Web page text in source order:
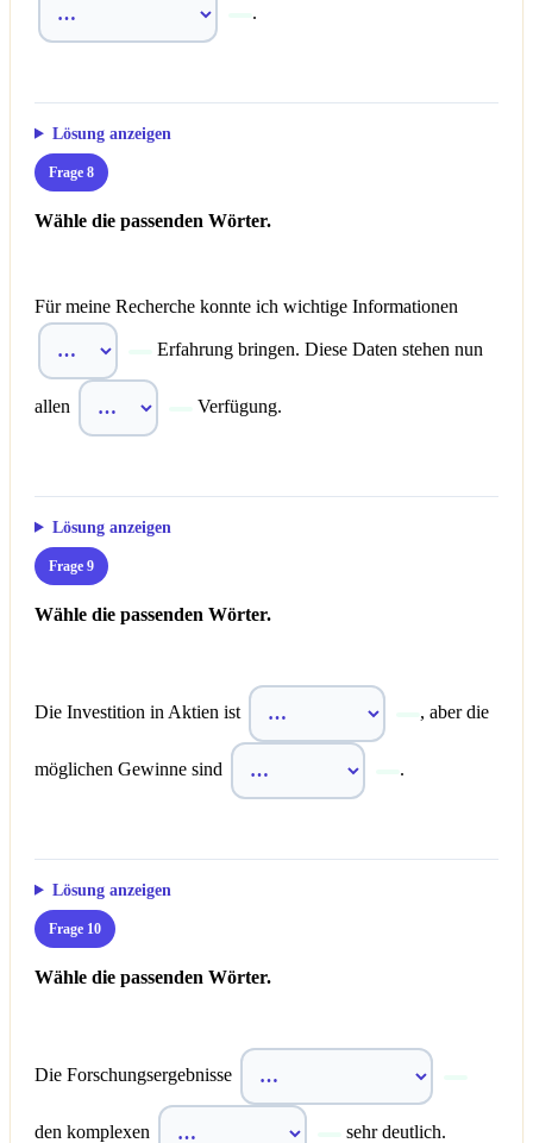
.
Lösung anzeigen
Frage 8
Wähle die passenden Wörter.
Für meine Recherche konnte ich wichtige Informationen
Erfahrung bringen. Diese Daten stehen nun
allen Verfügung.
Lösung anzeigen
Frage 9
Wähle die passenden Wörter.
Die Investition in Aktien ist , aber die
möglichen Gewinne sind .
Lösung anzeigen
Frage 10
Wähle die passenden Wörter.
Die Forschungsergebnisse
den komplexen sehr deutlich.